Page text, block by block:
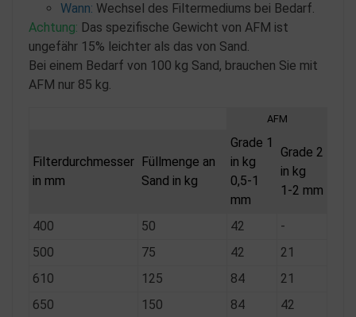
Wann: Wechsel des Filtermediums bei Bedarf.
Achtung: Das spezifische Gewicht von AFM ist
ungefähr 15% leichter als das von Sand.
Bei einem Bedarf von 100 kg Sand, brauchen Sie mit
AFM nur 85 kg.
AFM
Filterdurchmesser
in mm
Füllmenge an
Sand in kg
Grade 1
in kg
0,5-1
mm
Grade 2
in kg
1-2 mm
400 50 42
-
500
75 42
21
610
125 84
21
650
150 84
42